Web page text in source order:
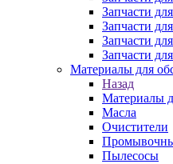
Запчасти
Запчасти
Запчасти
Запчасти
Материалы для
Назад
Материалы
Масла
Очистители
Пылесосы